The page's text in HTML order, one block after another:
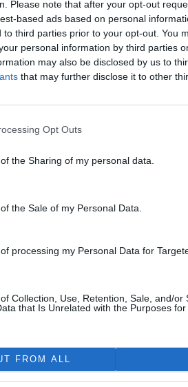
Please note that after your opt-out
based ads based on personal
to third parties prior to your opt-out. You
personal information by third parties
may also be disclosed by us to
that may further disclose it to other
Opt Outs
the Sharing of my personal data.
the Sale of my Personal Data.
processing my Personal Data for
Collection, Use, Retention, Sale, and/or
that Is Unrelated with the Purposes
FROM ALL
druhá světová válka byla
dostala do všech částí